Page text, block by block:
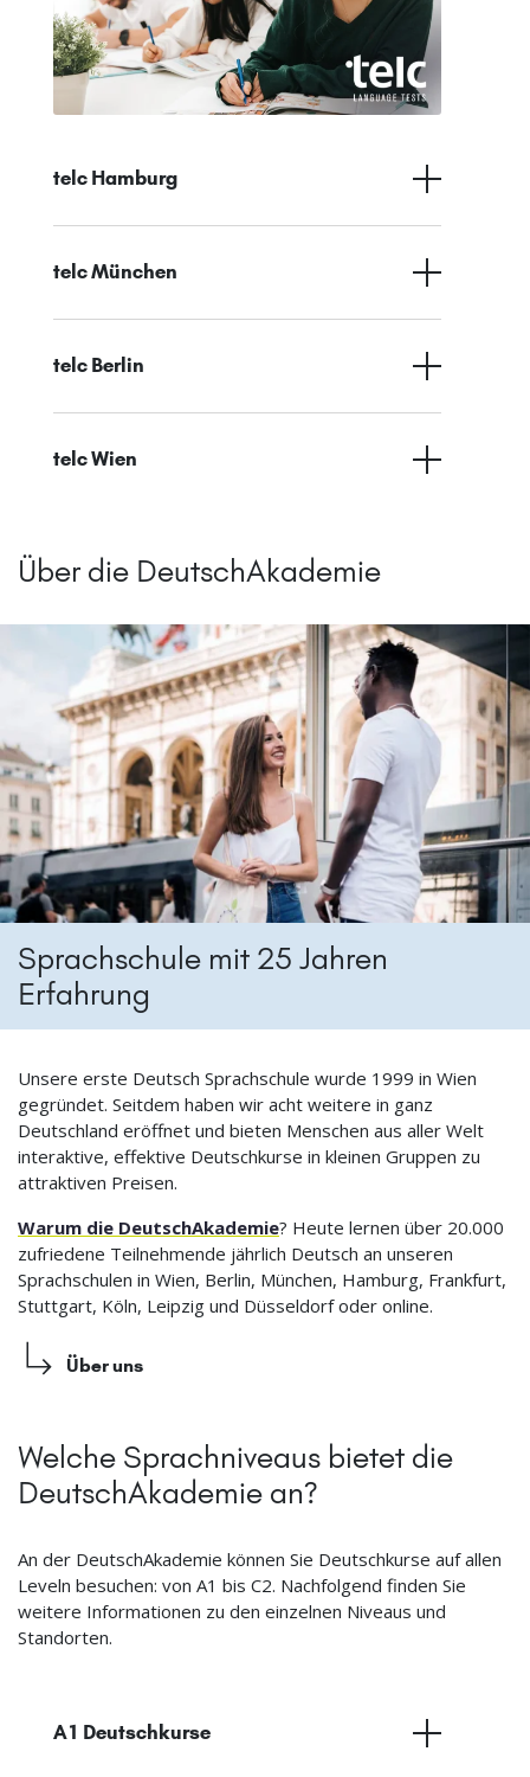
telc Hamburg
telc München
telc Berlin
telc Wien
Über die DeutschAkademie
Sprachschule mit 25 Jahren
Erfahrung
Unsere erste Deutsch Sprachschule wurde 1999 in Wien
gegründet. Seitdem haben wir acht weitere in ganz
Deutschland eröffnet und bieten Menschen aus aller Welt
interaktive, effektive Deutschkurse in kleinen Gruppen zu
attraktiven Preisen.
Warum die DeutschAkademie? Heute lernen über 20.000
zufriedene Teilnehmende jährlich Deutsch an unseren
Sprachschulen in Wien, Berlin, München, Hamburg, Frankfurt,
Stuttgart, Köln, Leipzig und Düsseldorf oder online.
Über uns
Welche Sprachniveaus bietet die
DeutschAkademie an?
An der DeutschAkademie können Sie Deutschkurse auf allen
Leveln besuchen: von A1 bis C2. Nachfolgend finden Sie
weitere Informationen zu den einzelnen Niveaus und
Standorten.
A1 Deutschkurse